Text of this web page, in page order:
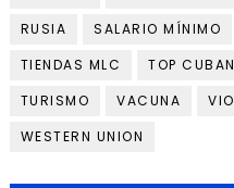
RUSIA
SALARIO MÍNIMO
TIENDAS MLC
TOP
TURISMO
VACUNA
WESTERN UNION